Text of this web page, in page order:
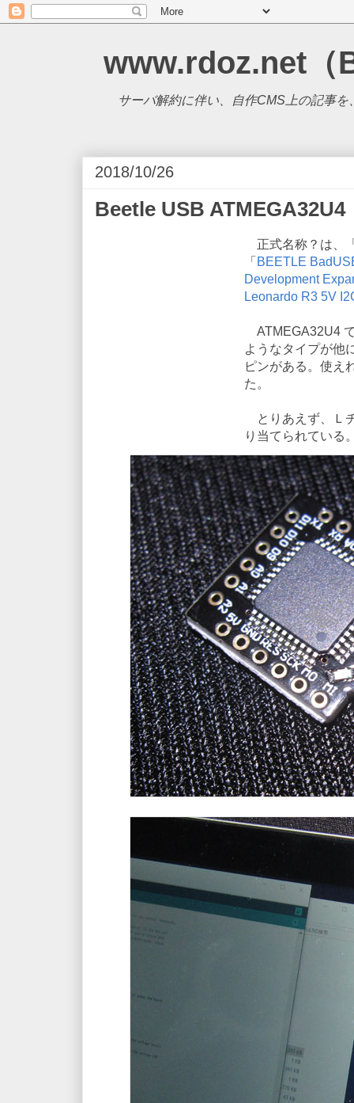
www.rdoz.net（
サーバ解約に伴い、自作CMS上の記事を
2018/10/26
Beetle USB
正式名称？は、
「 BEETLE
Development
Leonardo R3 5V
ATMEGA32U4
ようなタイプが他
ピンがある。使え
た。
とりあえず、Ｌ
り当てられている